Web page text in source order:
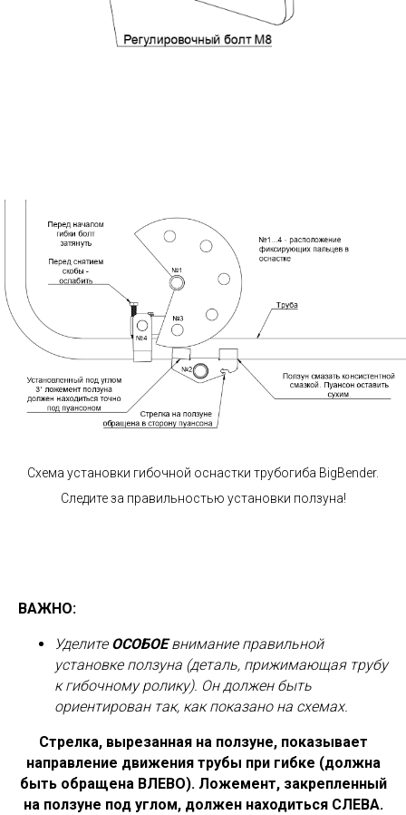
Схема установки гибочной оснастки трубогиба BigBender.
Следите за правильностью установки ползуна!
ВАЖНО:
Уделите ОСОБОЕвнимание правильной
установке ползуна (деталь, прижимающая трубу
к гибочному ролику). Он должен быть
ориентирован так, как показано на схемах.
Стрелка, вырезанная на ползуне, показывает
направление движения трубы при гибке (должна
быть обращена ВЛЕВО). Ложемент, закрепленный
на ползуне под углом, должен находиться СЛЕВА.